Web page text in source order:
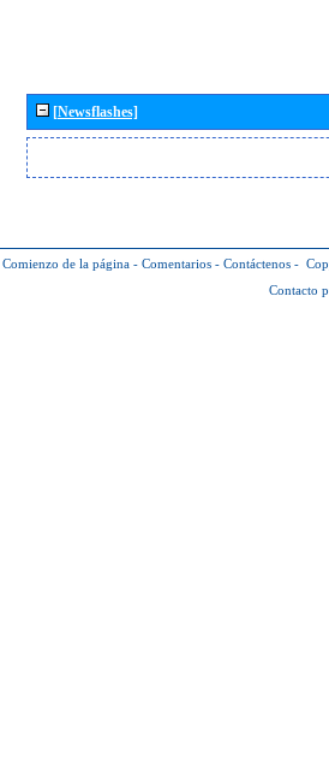
[Newsflashes]
Comienzo de la página - Comentarios - Contáctenos -
Contacto